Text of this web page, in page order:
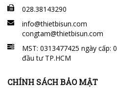
028.38143290
info@thietbisun.com
congtam@thietbisun.com
MST: 0313477425 ngày cấp:
đầu tư TP.HCM
CHÍNH SÁCH BẢO MẬT